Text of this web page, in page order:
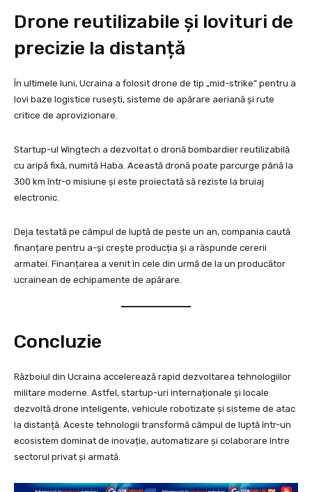
Drone reutilizabile și lovituri de
precizie la distanță
În ultimele luni, Ucraina a folosit drone de tip „mid-strike” pentru a
lovi baze logistice rusești, sisteme de apărare aeriană și rute
critice de aprovizionare.
Startup-ul Wingtech a dezvoltat o dronă bombardier reutilizabilă
cu aripă fixă, numită Haba. Această dronă poate parcurge până la
300 km într-o misiune și este proiectată să reziste la bruiaj
electronic.
Deja testată pe câmpul de luptă de peste un an, compania caută
finanțare pentru a-și crește producția și a răspunde cererii
armatei. Finanțarea a venit în cele din urmă de la un producător
ucrainean de echipamente de apărare.
Concluzie
Războiul din Ucraina accelerează rapid dezvoltarea tehnologiilor
militare moderne. Astfel, startup-uri internaționale și locale
dezvoltă drone inteligente, vehicule robotizate și sisteme de atac
la distanță. Aceste tehnologii transformă câmpul de luptă într-un
ecosistem dominat de inovație, automatizare și colaborare între
sectorul privat și armată.